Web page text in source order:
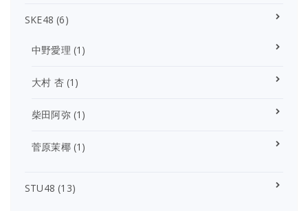
SKE48 (6)
中野愛理 (1)
大村 杏(1)
柴田阿弥(1)
菅原茉椰(1)
STU48 (13)